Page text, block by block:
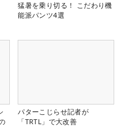
猛暑を乗り切る！ こだわり機
能派パンツ4選
パターこじらせ記者が
「TRTL」で大改善